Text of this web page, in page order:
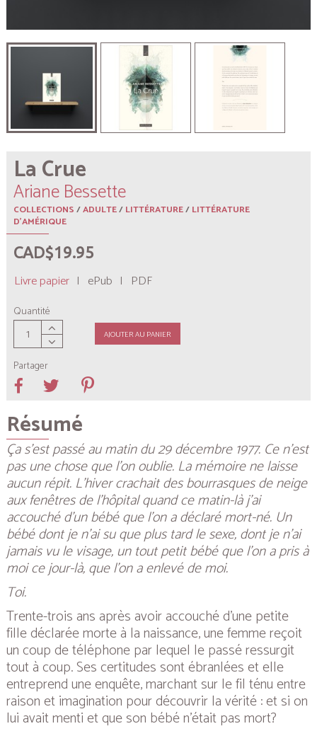
La Crue
Ariane Bessette
COLLECTIONS/ADULTE/LITTÉRATURE/LITTÉRATURE
D'AMÉRIQUE
CAD$19.95
Livre papier | ePub | PDF
Quantité
AJOUTER AU PANIER
Partager
Résumé
Ça s’est passé au matin du 29 décembre 1977. Ce n’est
pas une chose que l’on oublie. La mémoire ne laisse
aucun répit. L’hiver crachait des bourrasques de neige
aux fenêtres de l’hôpital quand ce matin-là j’ai
accouché d’un bébé que l’on a déclaré mort-né. Un
bébé dont je n’ai su que plus tard le sexe, dont je n’ai
jamais vu le visage, un tout petit bébé que l’on a pris à
moi ce jour-là, que l’on a enlevé de moi.
Toi.
Trente-trois ans après avoir accouché d’une petite
fille déclarée morte à la naissance, une femme reçoit
un coup de téléphone par lequel le passé ressurgit
tout à coup. Ses certitudes sont ébranlées et elle
entreprend une enquête, marchant sur le fil ténu entre
raison et imagination pour découvrir la vérité : et si on
lui avait menti et que son bébé n’était pas mort?